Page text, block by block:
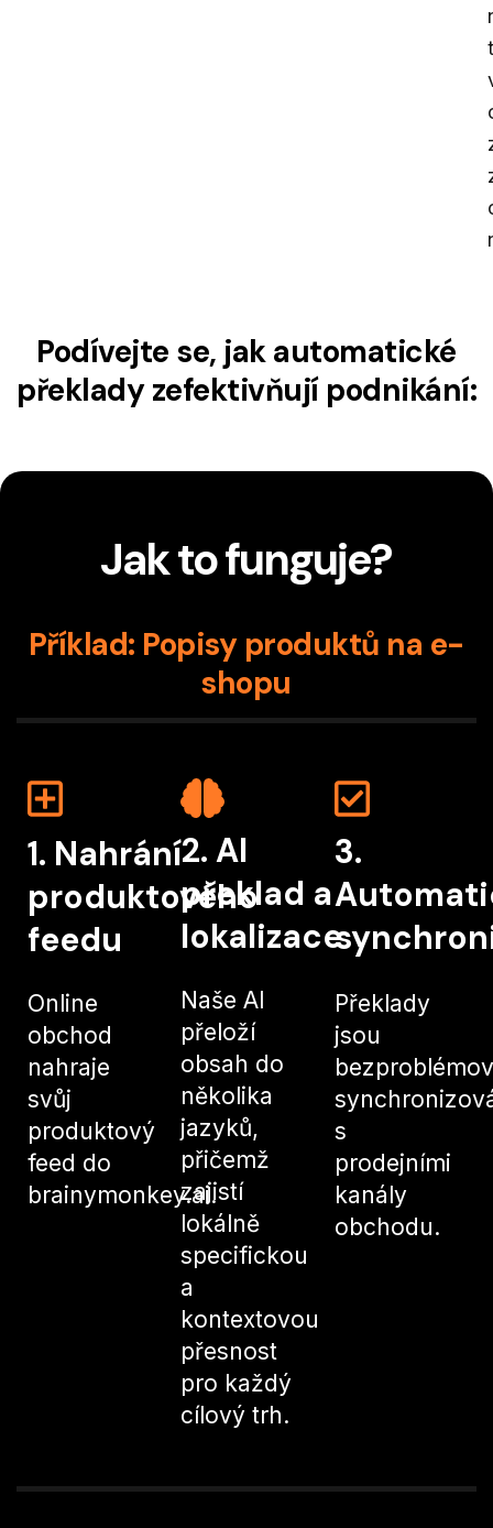
Podívejte se, jak automatické
překlady zefektivňují podnikání:
Jak to funguje?
Příklad: Popisy produktů na e-
shopu
1. Nahrání
produktového
feedu
Online
obchod
nahraje
svůj
produktový
feed do
brainymonkey.ai.
2. AI
překlad a
lokalizace
Naše AI
přeloží
obsah do
několika
jazyků,
přičemž
zajistí
lokálně
specifickou
a
kontextovou
přesnost
pro každý
cílový trh.
3.
Překlady
jsou
s
prodejními
kanály
obchodu.